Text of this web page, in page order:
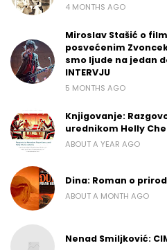
4 MONTHS AGO
Miroslav Stašić o
posvećenim
smo ljude na jedan
INTERVJU
5 MONTHS AGO
Knjigovanje:
urednikom Helly
ABOUT A YEAR AGO
Dina: Roman o
ABOUT A MONTH AGO
Nenad Smiljković: